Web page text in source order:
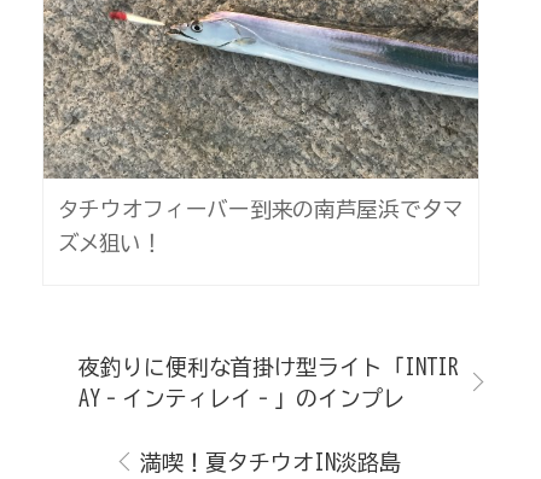
タチウオフィーバー到来の南芦屋浜で夕マ
ズメ狙い！
満喫！夏タチウオIN淡路島
夜釣りに便利な首掛け型ライト「INTIR
AY‐インティレイ‐」のインプレ